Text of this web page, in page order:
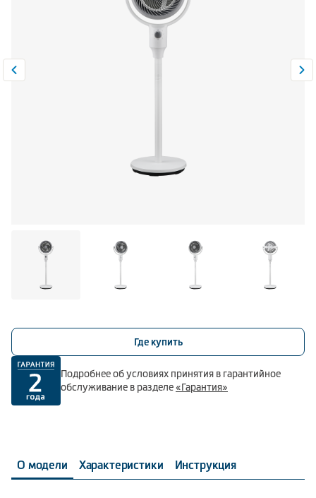
Климатическая техника
Сравнить 0
Где купить
Подробнее об условиях принятия в гарантийное
обслуживание в разделе«Гарантия»
О модели Характеристики Инструкция